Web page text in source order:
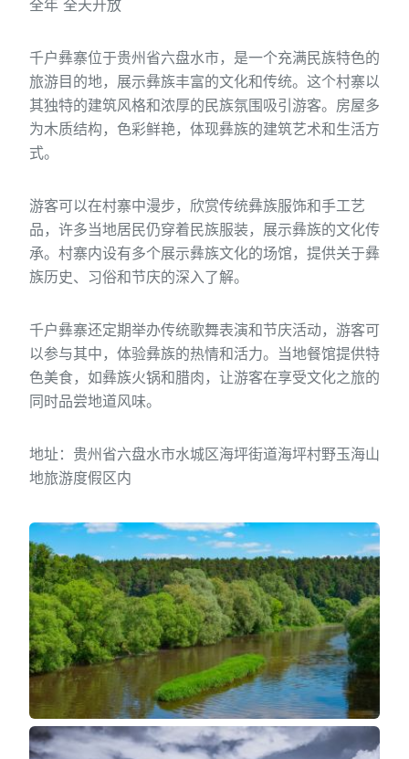
全年 全天开放
千户彝寨位于贵州省六盘水市，是一个充满民族特色的
旅游目的地，展示彝族丰富的文化和传统。这个村寨以
其独特的建筑风格和浓厚的民族氛围吸引游客。房屋多
为木质结构，色彩鲜艳，体现彝族的建筑艺术和生活方
式。
游客可以在村寨中漫步，欣赏传统彝族服饰和手工艺
品，许多当地居民仍穿着民族服装，展示彝族的文化传
承。村寨内设有多个展示彝族文化的场馆，提供关于彝
族历史、习俗和节庆的深入了解。
千户彝寨还定期举办传统歌舞表演和节庆活动，游客可
以参与其中，体验彝族的热情和活力。当地餐馆提供特
色美食，如彝族火锅和腊肉，让游客在享受文化之旅的
同时品尝地道风味。
地址：贵州省六盘水市水城区海坪街道海坪村野玉海山
地旅游度假区内